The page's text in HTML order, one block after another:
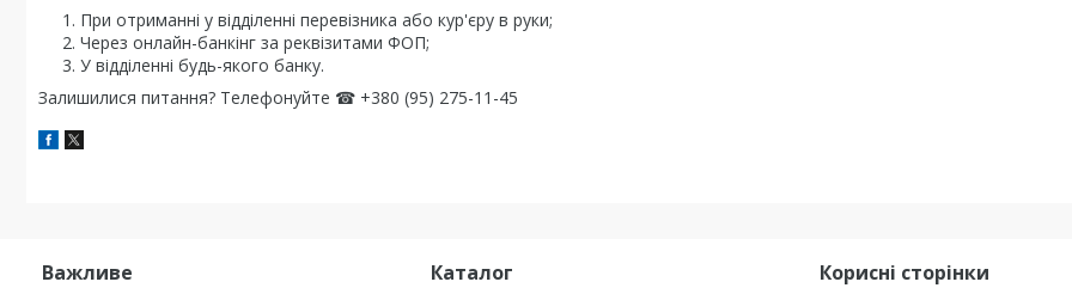
При отриманні у відділенні перевізника або кур'єру в руки;
Через онлайн-банкінг за реквізитами ФОП;
У відділенні будь-якого банку.
Залишилися питання? Телефонуйте ☎ +380 (95) 275-11-45
Важливе Каталог Корисні сторінки